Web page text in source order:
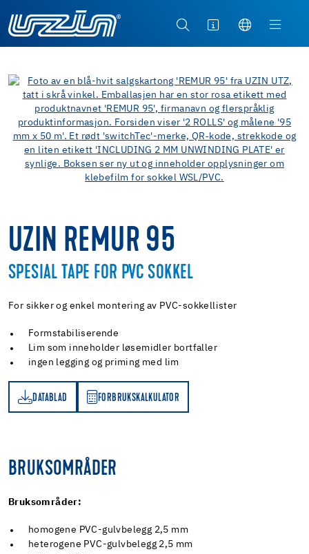
UZIN REMUR 95
SPESIAL TAPE FOR PVC SOKKEL
For sikker og enkel montering av PVC-sokkellister
Formstabiliserende
Lim som inneholder løsemidler bortfaller
ingen legging og priming med lim
DATABLAD FORBRUKSKALKULATOR
BRUKSOMRÅDER
Bruksområder:
homogene PVC-gulvbelegg 2,5 mm
heterogene PVC-gulvbelegg 2,5 mm